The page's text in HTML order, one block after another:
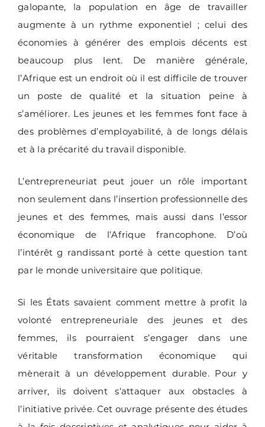
galopante, la population en âge de travailler
augmente à un rythme exponentiel ; celui des
économies à générer des emplois décents est
beaucoup plus lent. De manière générale,
l’Afrique est un endroit où il est difficile de trouver
un poste de qualité et la situation peine à
s’améliorer. Les jeunes et les femmes font face à
des problèmes d’employabilité, à de longs délais
et à la précarité du travail disponible.
L’entrepreneuriat peut jouer un rôle important
non seulement dans l’insertion professionnelle des
jeunes et des femmes, mais aussi dans l’essor
économique de l’Afrique francophone. D’où
l’intérêt g randissant porté à cette question tant
par le monde universitaire que politique.
Si les États savaient comment mettre à profit la
volonté entrepreneuriale des jeunes et des
femmes, ils pourraient s’engager dans une
véritable transformation économique qui
mènerait à un développement durable. Pour y
arriver, ils doivent s’attaquer aux obstacles à
l’initiative privée. Cet ouvrage présente des études